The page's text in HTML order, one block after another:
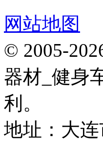
网站地图
© 2005-
器材_健身
利。
地址：大